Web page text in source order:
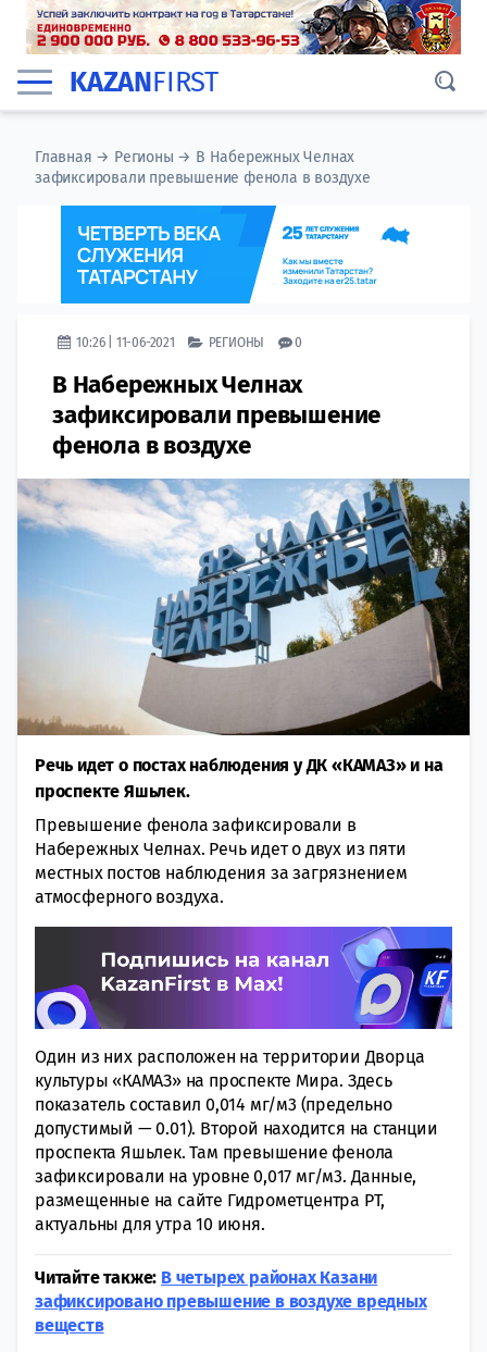
KAZANFIRST
Главная → Регионы → В Набережных Челнах
зафиксировали превышение фенола в воздухе
10:26 | 11-06-2021 РЕГИОНЫ 0
В Набережных Челнах
зафиксировали превышение
фенола в воздухе
Речь идет о постах наблюдения у ДК «КАМАЗ» и на
проспекте Яшьлек.
Превышение фенола зафиксировали в
Набережных Челнах. Речь идет о двух из пяти
местных постов наблюдения за загрязнением
атмосферного воздуха.
Один из них расположен на территории Дворца
культуры «КАМАЗ» на проспекте Мира. Здесь
показатель составил 0,014 мг/м3 (предельно
допустимый — 0.01). Второй находится на станции
проспекта Яшьлек. Там превышение фенола
зафиксировали на уровне 0,017 мг/м3. Данные,
размещенные на сайте Гидрометцентра РТ,
актуальны для утра 10 июня.
Читайте также: В четырех районах Казани
зафиксировано превышение в воздухе вредных
веществ